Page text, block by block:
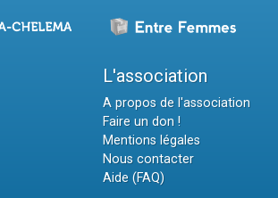
L'association
A propos de l'association
Faire un don !
Mentions légales
Nous contacter
Aide (FAQ)